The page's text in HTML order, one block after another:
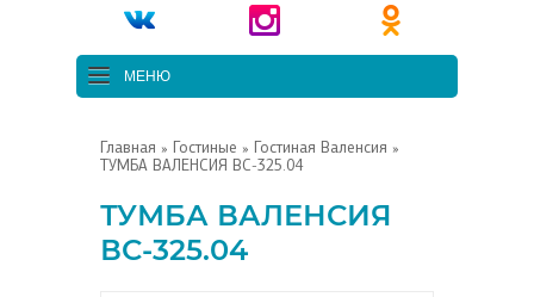
МЕНЮ
Главная » Гостиные » Гостиная Валенсия »
ТУМБА ВАЛЕНСИЯ ВС-325.04
ТУМБА ВАЛЕНСИЯ
ВС-325.04